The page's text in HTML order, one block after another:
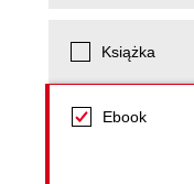
Książka
Ebook